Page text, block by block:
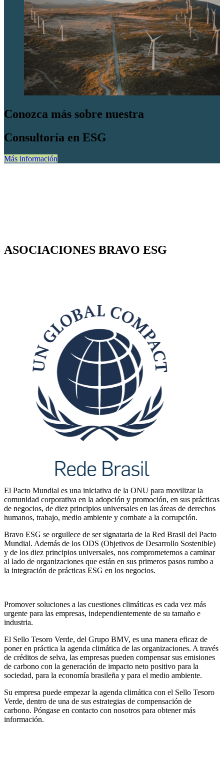
Conozca más sobre nuestra
Consultoría en ESG
Más información
ASOCIACIONES BRAVO ESG
El Pacto Mundial es una iniciativa de la ONU para movilizar la
comunidad corporativa en la adopción y promoción, en sus prácticas
de negocios, de diez principios universales en las áreas de derechos
humanos, trabajo, medio ambiente y combate a la corrupción.
Bravo ESG se orgullece de ser signataria de la Red Brasil del Pacto
Mundial. Además de los ODS (Objetivos de Desarrollo Sostenible)
y de los diez principios universales, nos comprometemos a caminar
al lado de organizaciones que están en sus primeros pasos rumbo a
la integración de prácticas ESG en los negocios.
Promover soluciones a las cuestiones climáticas es cada vez más
urgente para las empresas, independientemente de su tamaño e
industria.
El Sello Tesoro Verde, del Grupo BMV, es una manera eficaz de
poner en práctica la agenda climática de las organizaciones. A través
de créditos de selva, las empresas pueden compensar sus emisiones
de carbono con la generación de impacto neto positivo para la
sociedad, para la economía brasileña y para el medio ambiente.
Su empresa puede empezar la agenda climática con el Sello Tesoro
Verde, dentro de una de sus estrategias de compensación de
carbono. Póngase en contacto con nosotros para obtener más
información.